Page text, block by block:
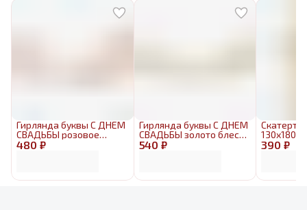
480 ₽
Гирлянда буквы С ДНЕМ
СВАДЬБЫ розовое
золото 1,9м
540 ₽
Гирлянда буквы С ДНЕМ
СВАДЬБЫ золото блеск
3м
390 ₽
Скатерть
130х180см